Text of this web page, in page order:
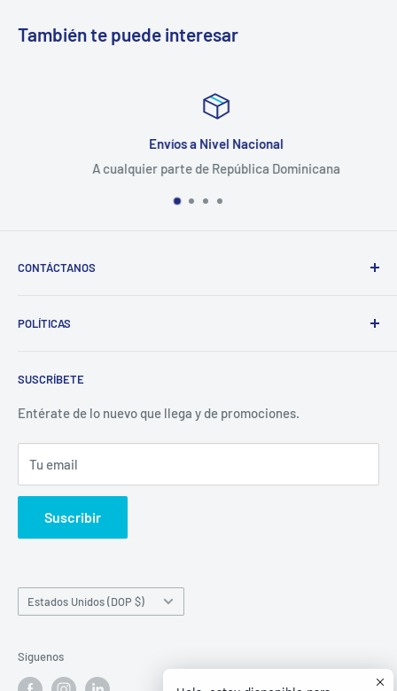
También te puede interesar
Envíos a Nivel Nacional
A cualquier parte de República Dominicana
CONTÁCTANOS
POLÍTICAS
Política de Privacidad
Políticas de Reembolso
Términos del servicio
Política de reembolso
SUSCRÍBETE
Entérate de lo nuevo que llega y de promociones.
Tu email
Suscribir
País/región
Estados Unidos (DOP $)
Síguenos